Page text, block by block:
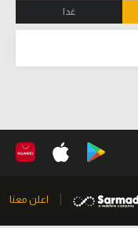
غدا
اعلن معنا